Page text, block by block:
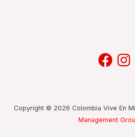
Copyright © 2026 Colombia Vive En
Management